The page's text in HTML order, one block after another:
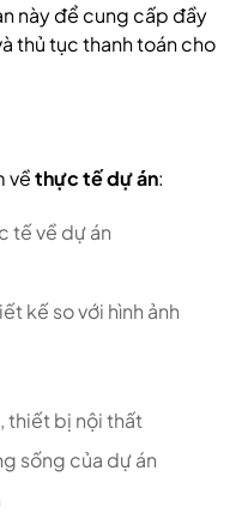
này để cung cấp đầy
thủ tục thanh toán cho
vềthực tế dự án:
tế về dự án
kế so với hình ảnh
thiết bị nội thất
sống của dự án